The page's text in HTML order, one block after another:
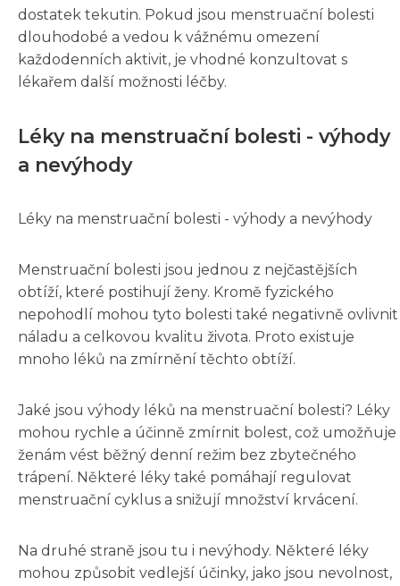
dostatek tekutin. Pokud jsou menstruační bolesti
dlouhodobé a vedou k vážnému omezení
každodenních aktivit, je vhodné konzultovat s
lékařem další možnosti léčby.
Léky na menstruační bolesti - výhody
a nevýhody
Léky na menstruační bolesti - výhody a nevýhody
Menstruační bolesti jsou jednou z nejčastějších
obtíží, které postihují ženy. Kromě fyzického
nepohodlí mohou tyto bolesti také negativně ovlivnit
náladu a celkovou kvalitu života. Proto existuje
mnoho léků na zmírnění těchto obtíží.
Jaké jsou výhody léků na menstruační bolesti? Léky
mohou rychle a účinně zmírnit bolest, což umožňuje
ženám vést běžný denní režim bez zbytečného
trápení. Některé léky také pomáhají regulovat
menstruační cyklus a snižují množství krvácení.
Na druhé straně jsou tu i nevýhody. Některé léky
mohou způsobit vedlejší účinky, jako jsou nevolnost,